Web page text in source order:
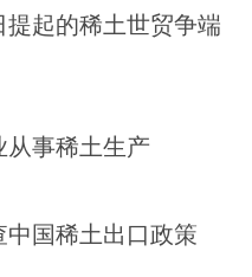
起的稀土世贸争端
从事稀土生产
国稀土出口政策